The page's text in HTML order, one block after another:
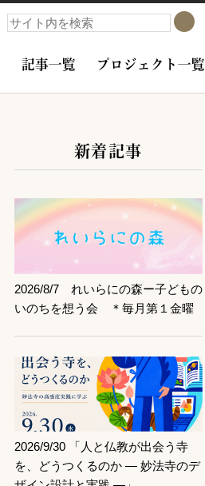
検索
検索
記事一覧 プロジェクト一覧
サブコンテンツ
新着記事
2026/8/7 れいらにの森ー子どもの
いのちを想う会 ＊毎月第１金曜
記事を読む
2026/9/30 「人と仏教が出会う寺
を、どうつくるのか ― 妙法寺のデ
記事を読む